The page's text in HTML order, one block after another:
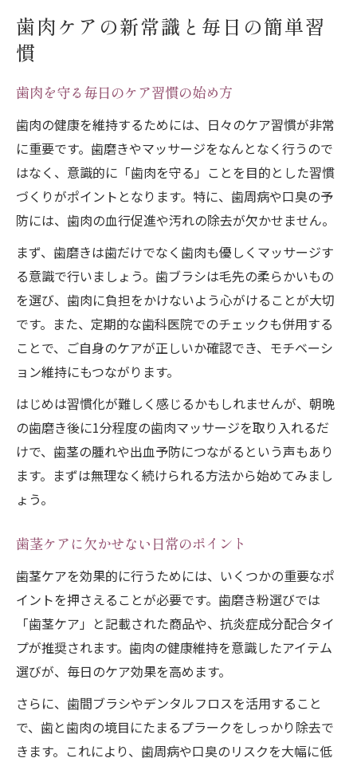
やさしい歯茎マッサージの実践ポイント
歯肉にやさしいマッサージの正しい方法
歯肉を効果的に刺激するコツと注意点
歯茎マッサージ指の動かし方と効果紹介
歯肉ケアに最適なマッサージテクニック
指でできる歯肉マッサージの具体的な手順
歯肉を指でケアする基本の手順解説
歯茎マッサージ指やり方の具体例紹介
歯肉マッサージで血行促進する方法とは
歯茎マッサージ指効果を高めるコツ
歯肉ケアを指で実践する際の注意点
歯茎の腫れや出血を予防するセルフケア法
歯肉の腫れ出血予防のセルフケア習慣
歯茎ケア商品選びで腫れを防ぐポイント
トラネキサム酸と歯肉ケアの関係を解説
歯肉の健康維持に役立つケアグッズ活用法
歯茎マッサージやり方で出血予防を実践
歯茎ケアに効果的な歯磨き粉の特徴
歯肉の健康を考えた歯磨き粉活用法
歯茎ケアおすすめ成分と使い方解説
歯肉トラブル予防に最適な歯磨き粉選び
若々しい口元を保つための歯茎ケア総まとめ
歯肉のケアで若々しい口元を維持する方法
歯茎ケアで笑顔を輝かせる生活習慣を提案
歯肉を守る継続的なセルフケアの重要性
歯肉ケアの新常識と毎日の簡単習
慣
歯肉を守る毎日のケア習慣の始め方
歯肉の健康を維持するためには、日々のケア習慣が非常
に重要です。歯磨きやマッサージをなんとなく行うので
はなく、意識的に「歯肉を守る」ことを目的とした習慣
づくりがポイントとなります。特に、歯周病や口臭の予
防には、歯肉の血行促進や汚れの除去が欠かせません。
まず、歯磨きは歯だけでなく歯肉も優しくマッサージす
る意識で行いましょう。歯ブラシは毛先の柔らかいもの
を選び、歯肉に負担をかけないよう心がけることが大切
です。また、定期的な歯科医院でのチェックも併用する
ことで、ご自身のケアが正しいか確認でき、モチベーシ
ョン維持にもつながります。
はじめは習慣化が難しく感じるかもしれませんが、朝晩
の歯磨き後に1分程度の歯肉マッサージを取り入れるだ
けで、歯茎の腫れや出血予防につながるという声もあり
ます。まずは無理なく続けられる方法から始めてみまし
ょう。
歯茎ケアに欠かせない日常のポイント
歯茎ケアを効果的に行うためには、いくつかの重要なポ
イントを押さえることが必要です。歯磨き粉選びでは
「歯茎ケア」と記載された商品や、抗炎症成分配合タイ
プが推奨されます。歯肉の健康維持を意識したアイテム
選びが、毎日のケア効果を高めます。
さらに、歯間ブラシやデンタルフロスを活用すること
で、歯と歯肉の境目にたまるプラークをしっかり除去で
きます。これにより、歯周病や口臭のリスクを大幅に低